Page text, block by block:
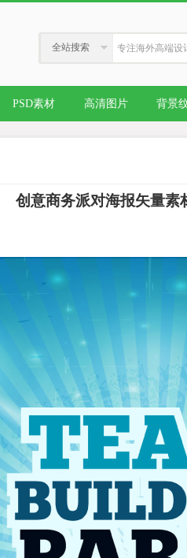
全站搜索
PSD素材 高清图片 背景
创意商务派对海报矢量素